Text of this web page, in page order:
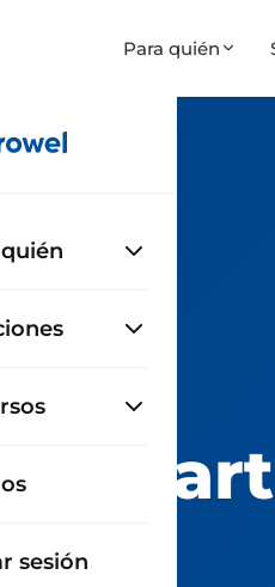
Para quién
sesión
oficial
es